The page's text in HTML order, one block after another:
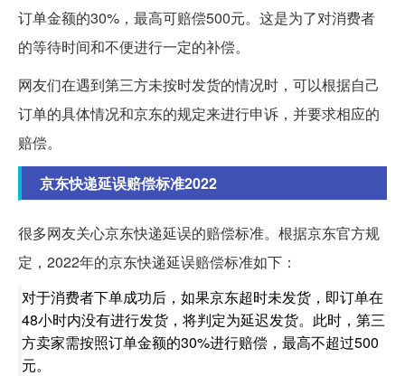
订单金额的30%，最高可赔偿500元。这是为了对消费者
的等待时间和不便进行一定的补偿。
网友们在遇到第三方未按时发货的情况时，可以根据自己
订单的具体情况和京东的规定来进行申诉，并要求相应的
赔偿。
京东快递延误赔偿标准2022
很多网友关心京东快递延误的赔偿标准。根据京东官方规
定，2022年的京东快递延误赔偿标准如下：
对于消费者下单成功后，如果京东超时未发货，即订单在
48小时内没有进行发货，将判定为延迟发货。此时，第三
方卖家需按照订单金额的30%进行赔偿，最高不超过500
元。